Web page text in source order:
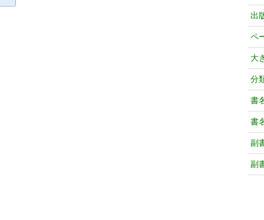
出
ペ
大
分
書
書
副
副